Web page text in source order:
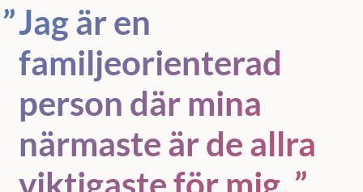
Jag är en
familjeorienterad
person där mina
närmaste är de allra
viktigaste för mig.